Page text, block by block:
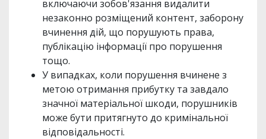
включаючи зобов'язання видалити
незаконно розміщений контент, заборону
вчинення дій, що порушують права,
публікацію інформації про порушення
тощо.
У випадках, коли порушення вчинене з
метою отримання прибутку та завдало
значної матеріальної шкоди, порушників
може бути притягнуто до кримінальної
відповідальності.